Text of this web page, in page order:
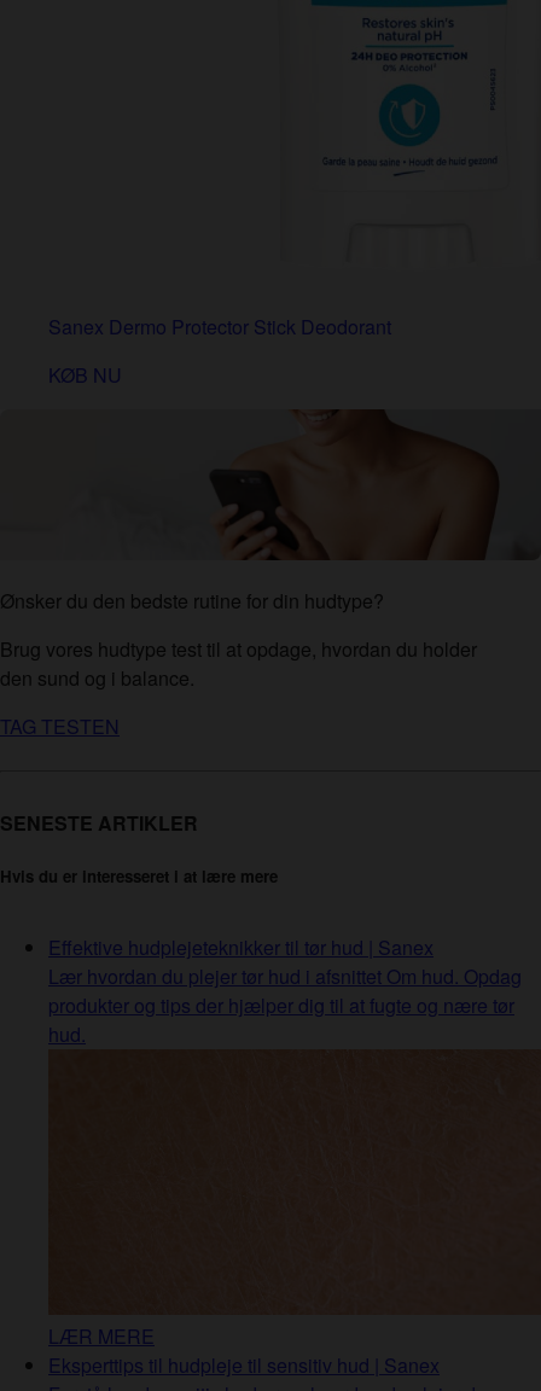
Sanex Dermo Protector Stick Deodorant
KØB NU
Ønsker du den bedste rutine for din hudtype?
Brug vores hudtype test til at opdage, hvordan du holder
den sund og i balance.
TAG TESTEN
SENESTE ARTIKLER
Hvis du er interesseret i at lære mere
Effektive hudplejeteknikker til tør hud | Sanex
Lær hvordan du plejer tør hud i afsnittet Om hud. Opdag
produkter og tips der hjælper dig til at fugte og nære tør
hud.
LÆR MERE
Eksperttips til hudpleje til sensitiv hud | Sanex